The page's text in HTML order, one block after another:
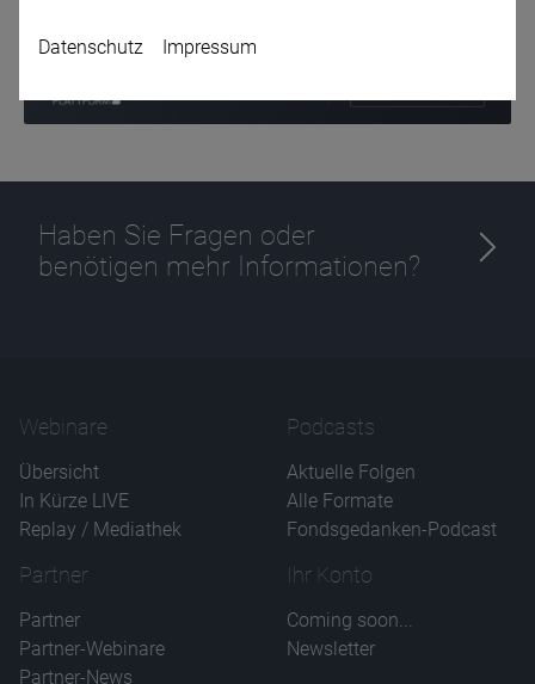
Haben Sie Fragen oder
benötigen mehr Informationen?
Webinare
Übersicht
In Kürze LIVE
Replay / Mediathek
Podcasts
Aktuelle Folgen
Alle Formate
Fondsgedanken-Podcast
Partner
Partner
Partner-Webinare
Partner-News
Ihr Konto
Coming soon...
Newsletter
Datenschutz Impressum
Name
CPref